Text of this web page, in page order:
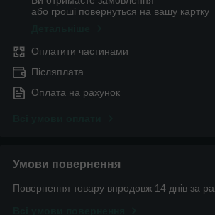
або гроші повернуться на вашу картку
Оплатити частинами
Післяплата
Оплата на рахунок
Умови повернення
Повернення товару впродовж 14 днів за